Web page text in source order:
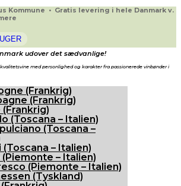
Kommune • Gratis levering i hele Danmark v.
udover det sædvanlige!
med personlighed og karakter fra passionerede vinbønder i
(Frankrig)
(Frankrig)
(Toscana – Italien)
(Toscana –
(Toscana – Italien)
(Piemonte – Italien)
(Piemonte – Italien)
(Tyskland)